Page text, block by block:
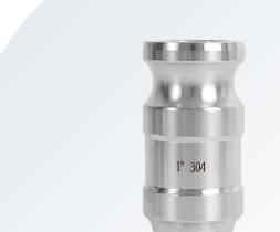
на растяжение
to withstand high-
integrity.